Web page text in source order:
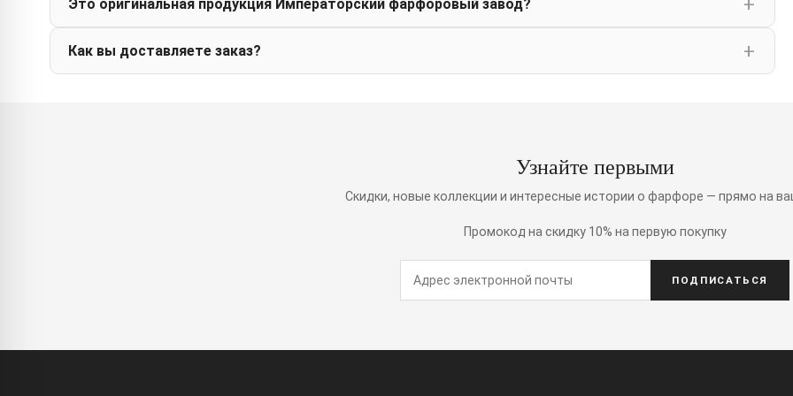
Это оригинальная продукция Императорский фарфоровый завод?
Как вы доставляете заказ?
Узнайте первыми
Скидки, новые коллекции и интересные истории о фарфоре — прямо на
Промокод на скидку 10% на первую покупку
ПОДПИСАТЬСЯ